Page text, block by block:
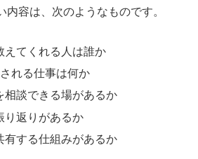
内容は、次のようなものです。
えてくれる人は誰か
れる仕事は何か
相談できる場があるか
り返りがあるか
有する仕組みがあるか